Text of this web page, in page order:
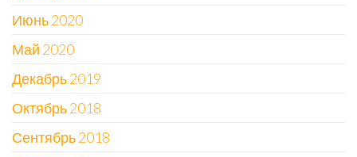
Июнь 2020
Май 2020
Декабрь 2019
Октябрь 2018
Сентябрь 2018